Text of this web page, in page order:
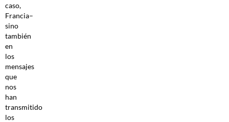
caso,
Francia–
sino
también
en
los
mensajes
que
nos
han
transmitido
los